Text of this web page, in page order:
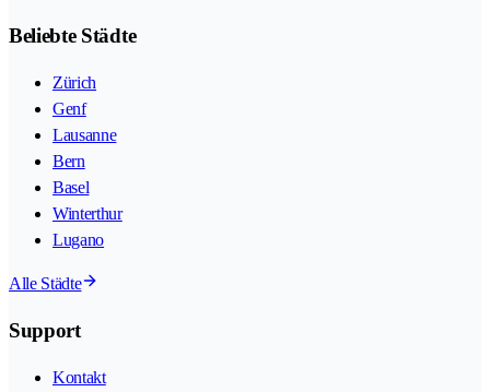
Beliebte Städte
Zürich
Genf
Lausanne
Bern
Basel
Winterthur
Lugano
Alle Städte
Support
Kontakt